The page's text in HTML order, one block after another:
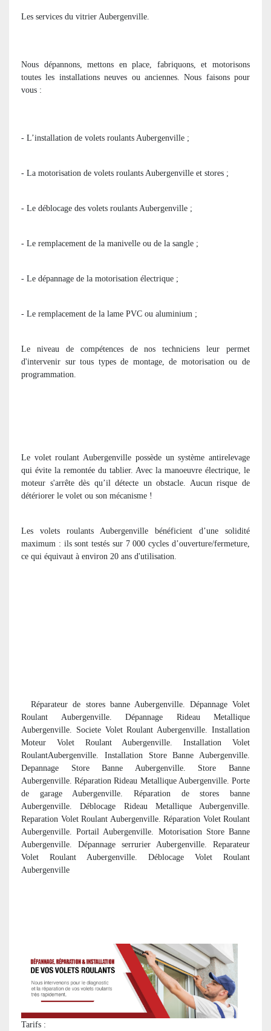
Les services du vitrier Aubergenville.
Nous dépannons, mettons en place, fabriquons, et motorisons
toutes les installations neuves ou anciennes. Nous faisons pour
vous :
- L’installation de volets roulants Aubergenville ;
- La motorisation de volets roulants Aubergenville et stores ;
- Le déblocage des volets roulants Aubergenville ;
- Le remplacement de la manivelle ou de la sangle ;
- Le dépannage de la motorisation électrique ;
- Le remplacement de la lame PVC ou aluminium ;
Le niveau de compétences de nos techniciens leur permet
d'intervenir sur tous types de montage, de motorisation ou de
programmation.
Le volet roulant Aubergenville possède un système antirelevage
qui évite la remontée du tablier. Avec la manoeuvre électrique, le
moteur s'arrête dès qu’il détecte un obstacle. Aucun risque de
détériorer le volet ou son mécanisme !
Les volets roulants Aubergenville bénéficient d’une solidité
maximum : ils sont testés sur 7 000 cycles d’ouverture/fermeture,
ce qui équivaut à environ 20 ans d'utilisation.
Réparateur de stores banne Aubergenville. Dépannage Volet
Roulant Aubergenville. Dépannage Rideau Metallique
Aubergenville. Societe Volet Roulant Aubergenville. Installation
Moteur Volet Roulant Aubergenville. Installation Volet
RoulantAubergenville. Installation Store Banne Aubergenville.
Depannage Store Banne Aubergenville. Store Banne
Aubergenville. Réparation Rideau Metallique Aubergenville. Porte
de garage Aubergenville. Réparation de stores banne
Aubergenville. Déblocage Rideau Metallique Aubergenville.
Reparation Volet Roulant Aubergenville. Réparation Volet Roulant
Aubergenville. Portail Aubergenville. Motorisation Store Banne
Aubergenville. Dépannage serrurier Aubergenville. Reparateur
Volet Roulant Aubergenville. Déblocage Volet Roulant
Aubergenville
Tarifs :